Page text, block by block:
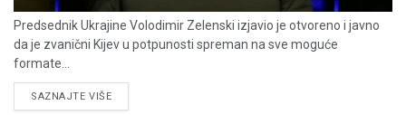
Predsednik Ukrajine Volodimir Zelenski izjavio je otvoreno i javno
da je zvanični Kijev u potpunosti spreman na sve moguće
formate...
SAZNAJTE VIŠEDETAILS